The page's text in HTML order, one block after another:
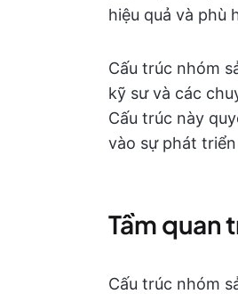
hiệu quả và phù
Cấu trúc nhóm
kỹ sư và các
Cấu trúc này
vào sự phát
Tầm quan
Cấu trúc nhóm